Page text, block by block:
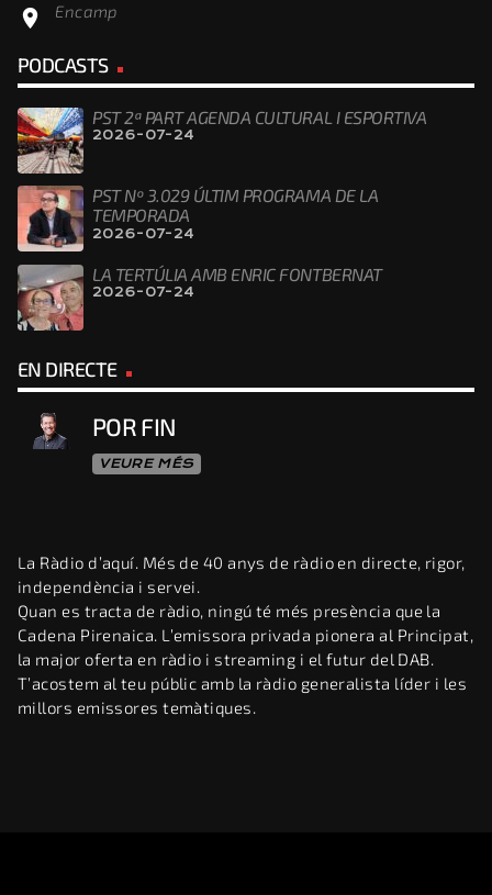
location_on Encamp
PODCASTS
PST 2ª PART AGENDA CULTURAL I ESPORTIVA
2026-07-24
PST Nº 3.029 ÚLTIM PROGRAMA DE LA
TEMPORADA
2026-07-24
LA TERTÚLIA AMB ENRIC FONTBERNAT
2026-07-24
EN DIRECTE
POR FIN
VEURE MÉS
La Ràdio d’aquí. Més de 40 anys de ràdio en directe, rigor,
independència i servei.
Quan es tracta de ràdio, ningú té més presència que la
Cadena Pirenaica. L’emissora privada pionera al Principat,
la major oferta en ràdio i streaming i el futur del DAB.
T’acostem al teu públic amb la ràdio generalista líder i les
millors emissores temàtiques.